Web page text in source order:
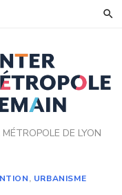
DE LYON
, URBANISME